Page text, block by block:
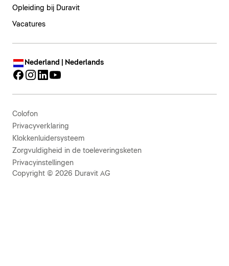
Opleiding bij Duravit
Vacatures
Nederland | Nederlands
Colofon
Privacyverklaring
Klokkenluidersysteem
Zorgvuldigheid in de toeleveringsketen
Privacyinstellingen
Copyright © 2026 Duravit AG